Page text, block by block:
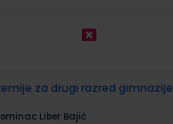
za drugi razred gimnazije
Liber Bajić